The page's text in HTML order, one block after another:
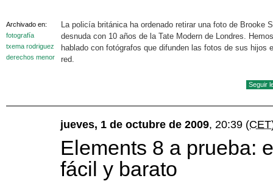
Archivado en:
fotografía
txema rodriguez
derechos menor
La policía británica ha ordenado retirar una foto de Brooke
desnuda con 10 años de la Tate Modern de Londres. Hemos
hablado con fotógrafos que difunden las fotos de sus hijos
red.
Seguir
jueves, 1 de octubre de 2009, 20:39
Elements 8 a prueba:
fácil y barato